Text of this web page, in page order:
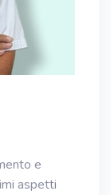
e
aspetti